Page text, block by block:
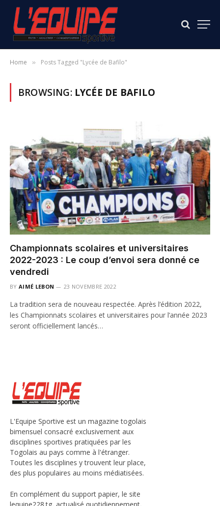
Home » Posts Tagged "Lycée de Bafilo"
BROWSING: LYCÉE DE BAFILO
Championnats scolaires et universitaires
2022-2023 : Le coup d’envoi sera donné ce
vendredi
BY AIMÉ LEBON 23 NOVEMBRE 2022
La tradition sera de nouveau respectée. Après l’édition 2022,
les Championnats scolaires et universitaires pour l’année 2023
seront officiellement lancés…
L'Equipe Sportive est un magazine togolais
bimensuel consacré exclusivement aux
disciplines sportives pratiquées par les
Togolais au pays comme à l'étranger.
Toutes les disciplines y trouvent leur place,
des plus populaires au moins médiatisées.
En complément du support papier, le site